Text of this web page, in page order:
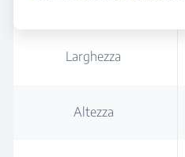
Larghezza
Altezza